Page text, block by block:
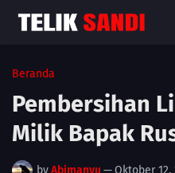
Beranda
Pembersihan
Milik Bapak
byAbimanyu —Oktober 12,